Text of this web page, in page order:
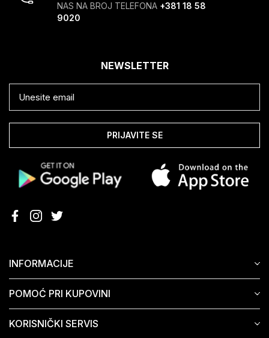
NAS NA BROJ TELEFONA +381 18 58
9020
INFORMACIJE
POMOĆ PRI KUPOVINI
KORISNIČKI SERVIS
NEWSLETTER
PRIJAVITE SE